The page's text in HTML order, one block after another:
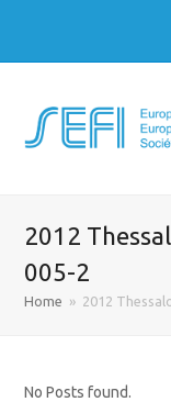
2012
005-2
Home » 2012
No Posts found.